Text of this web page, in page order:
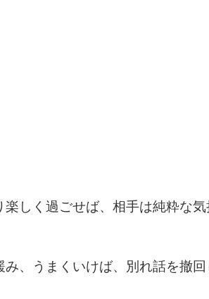
しく過ごせば、相手は純粋な気
、うまくいけば、別れ話を撤